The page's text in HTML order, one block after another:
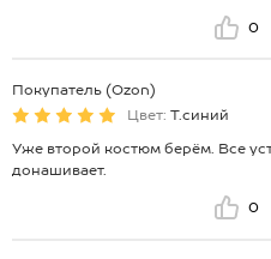
0
Покупатель (Ozon)
Цвет: Т.синий
Уже второй костюм берём. Все
донашивает.
0